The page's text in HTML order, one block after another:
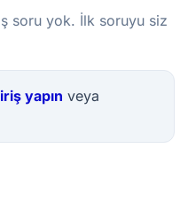
soru yok. İlk soruyu siz
yapın veya